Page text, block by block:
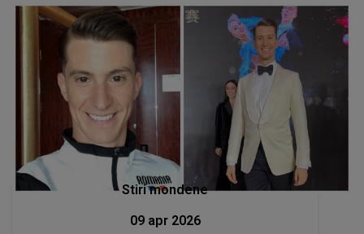
Stiri mondene
09 apr 2026